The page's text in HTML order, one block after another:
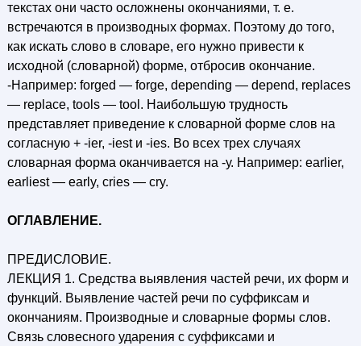
текстах они часто осложнены окончаниями, т. е.
встречаются в производных формах. Поэтому до того,
как искать слово в словаре, его нужно привести к
исходной (словарной) форме, отбросив окончание.
-Например: forged — forge, depending — depend, replaces
— replace, tools — tool. Наибольшую трудность
представляет приведение к словарной форме слов на
согласную + -ier, -iest и -ies. Во всех трех случаях
словарная форма оканчивается на -у. Например: earlier,
earliest — early, cries — cry.
ОГЛАВЛЕНИЕ.
ПРЕДИСЛОВИЕ.
ЛЕКЦИЯ 1. Средства выявления частей речи, их форм и
функций. Выявление частей речи по суффиксам и
окончаниям. Производные и словарные формы слов.
Связь словесного ударения с суффиксами и